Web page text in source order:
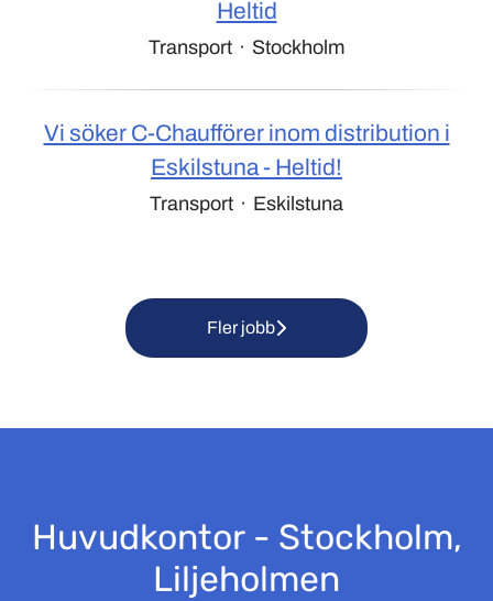
Heltid
Transport · Stockholm
Vi söker C-Chaufförer inom distribution i
Eskilstuna - Heltid!
Transport · Eskilstuna
Fler jobb
Huvudkontor - Stockholm,
Liljeholmen